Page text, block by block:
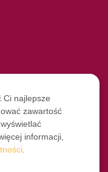
Ci najlepsze
zawartość
informacji,